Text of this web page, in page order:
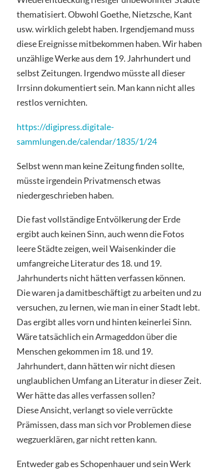
thematisiert. Obwohl Goethe, Nietzsche, Kant
usw. wirklich gelebt haben. Irgendjemand muss
diese Ereignisse mitbekommen haben. Wir haben
unzählige Werke aus dem 19. Jahrhundert und
selbst Zeitungen. Irgendwo müsste all dieser
Irrsinn dokumentiert sein. Man kann nicht alles
restlos vernichten.
https://digipress.digitale-
sammlungen.de/calendar/1835/1/24
Selbst wenn man keine Zeitung finden sollte,
müsste irgendein Privatmensch etwas
niedergeschrieben haben.
Die fast vollständige Entvölkerung der Erde
ergibt auch keinen Sinn, auch wenn die Fotos
leere Städte zeigen, weil Waisenkinder die
umfangreiche Literatur des 18. und 19.
Jahrhunderts nicht hätten verfassen können.
Die waren ja damitbeschäftigt zu arbeiten und zu
versuchen, zu lernen, wie man in einer Stadt lebt.
Das ergibt alles vorn und hinten keinerlei Sinn.
Wäre tatsächlich ein Armageddon über die
Menschen gekommen im 18. und 19.
Jahrhundert, dann hätten wir nicht diesen
unglaublichen Umfang an Literatur in dieser Zeit.
Wer hätte das alles verfassen sollen?
Diese Ansicht, verlangt so viele verrückte
Prämissen, dass man sich vor Problemen diese
wegzuerklären, gar nicht retten kann.
Entweder gab es Schopenhauer und sein Werk